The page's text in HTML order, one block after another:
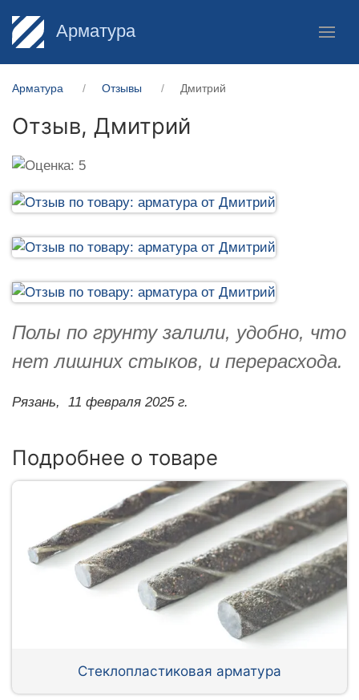
Арматура
Арматура Отзывы Дмитрий
Отзыв, Дмитрий
Полы по грунту залили, удобно, что
нет лишних стыков, и перерасхода.
Рязань, 11 февраля 2025 г.
Подробнее о товаре
Стеклопластиковая арматура